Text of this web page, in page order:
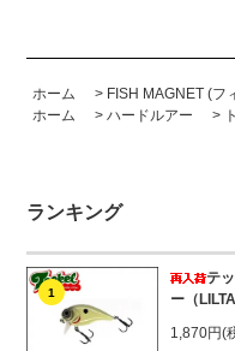
ホーム > FISH MAGNET (フ
ホーム
> ハードルアー >
ランキング
1
テ
ー（
1,870円(